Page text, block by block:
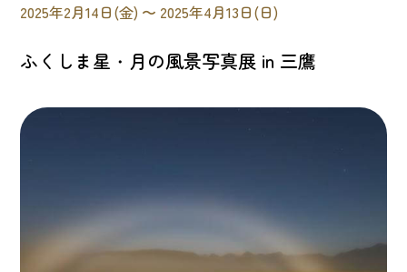
2025年2月14日(金) 〜 2025年4月13日(日)
ふくしま星・月の風景写真展 in 三鷹